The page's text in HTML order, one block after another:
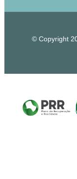
© Copyright